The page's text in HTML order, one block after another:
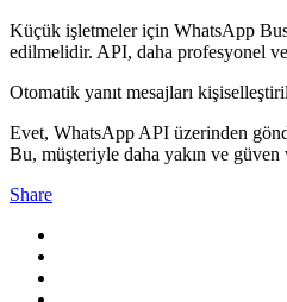
Küçük işletmeler için WhatsApp
edilmelidir. API, daha profesyonel
Otomatik yanıt mesajları
Evet, WhatsApp API üzerinden
Bu, müşteriyle daha yakın ve
Share